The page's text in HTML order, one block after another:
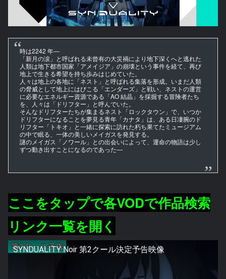
時は2242 年―
「新月の涙」と呼ばれる未曾有の大災禍により地下深くへと逃れた
人類は地下都市国家「アメイジア」の崩壊という事件を経て、再び
地上で生きる希望を持ち歩みはじめていた。
人々は地上の各地に「ネスト」と呼ばれる集落を形成。いまだ人類
の脅威として地上にはびこる「エンダーズ」と戦い、ネストの運営
に必要なエネルギー資源である「AO 結晶」を採掘する冒険者たち
を、人々は「ドリフター」と呼んでいた。
そんなドリフターたちが集まるネスト「ロックタウン」で、いつか
ドリフターになることを夢見る青年「カナタ」は、ある日凄腕のド
リフター「トキオ」と一緒に探索に訪れた朽ち果てたミュージアム
の中で眠る、一体の美しいメイガスを発見する。
謎のメイガス「ノワール」との出会いによって、運命の物語は少し
ずつ動き出すことになるのであった―
ここをタップで各VODで作品検索
リンク一覧を開く
SYNDUALITY Noir 第2クール決定予告映像